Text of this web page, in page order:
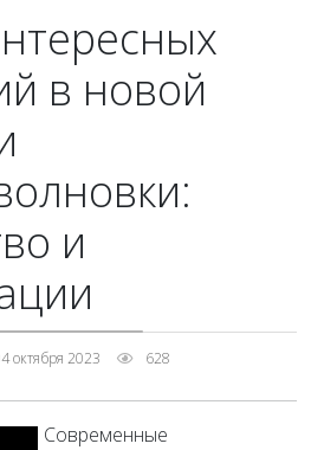
в новой
и
октября 2023 628
Современные